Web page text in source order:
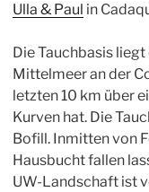
Ulla & Paul in
Die Tauchbasis
Mittelmeer an der
letzten 10 km über
Kurven hat. Die
Bofill. Inmitten von
Hausbucht fallen
UW-Landschaft ist